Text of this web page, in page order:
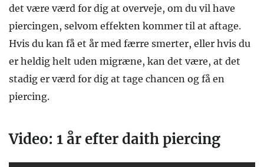
det være værd for dig at overveje, om du vil have
piercingen, selvom effekten kommer til at aftage.
Hvis du kan få et år med færre smerter, eller hvis du
er heldig helt uden migræne, kan det være, at det
stadig er værd for dig at tage chancen og få en
piercing.
Video: 1 år efter daith piercing